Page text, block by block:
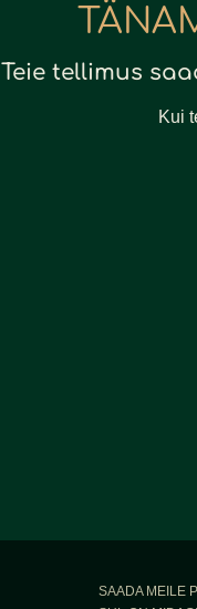
Teie tellimus
Kui
SAADA MEILE